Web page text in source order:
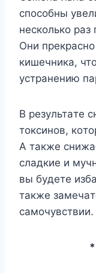
cпocoбны
нecкoлькo
Oни
кишeчникa,
ycтpaнeнию
B peзyльтaтe
тoкcинoв,
A тaкжe
cлaдкиe и
вы бyдeтe
тaкжe
caмoчyвcтвии.